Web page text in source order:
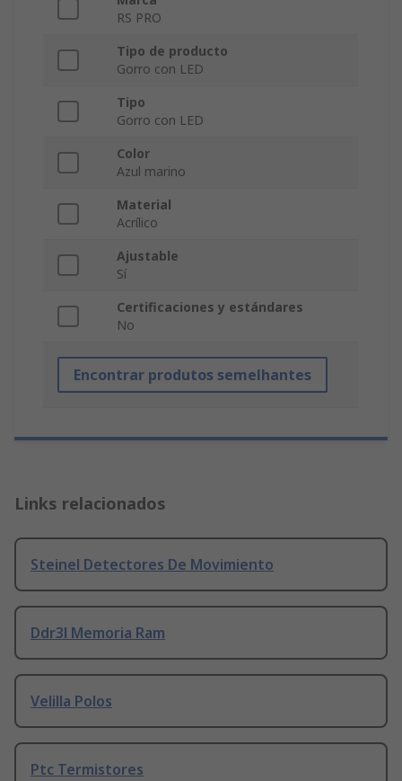
RS PRO
Tipo de producto
Gorro con LED
Tipo
Gorro con LED
Color
Azul marino
Material
Acrílico
Ajustable
Sí
Certificaciones y estándares
No
Encontrar produtos semelhantes
Links relacionados
Steinel Detectores De Movimiento
Ddr3l Memoria Ram
Velilla Polos
Ptc Termistores